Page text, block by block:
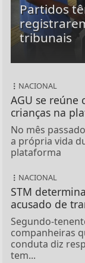
Partidos
tribunais
NACIONAL
AGU se reúne
crianças na
No mês
a própria vida
plataforma
NACIONAL
STM
acusado de
Segundo-
companheiras
conduta diz
tem...